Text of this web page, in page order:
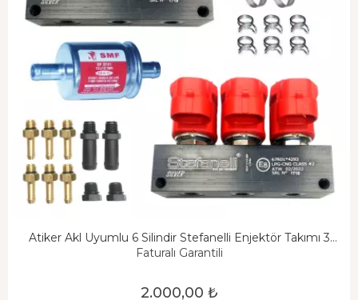
Atiker Akl Uyumlu 6 Silindir Stefanelli Enjektör Takımı 3
OHM
Faturalı Garantili
2.000,00 ₺